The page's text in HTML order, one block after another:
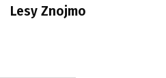
Lesy Znojmo